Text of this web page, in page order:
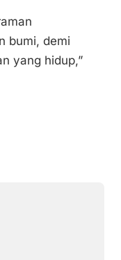
bumi, demi
yang hidup,”